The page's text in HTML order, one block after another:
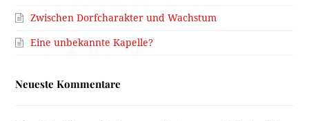
Zwischen Dorfcharakter und Wachstum
Eine unbekannte Kapelle?
Neueste Kommentare